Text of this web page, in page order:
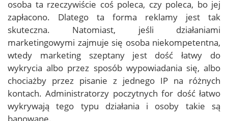
osoba ta rzeczywiście coś poleca, czy poleca, bo jej
zapłacono. Dlatego ta forma reklamy jest tak
skuteczna. Natomiast, jeśli działaniami
marketingowymi zajmuje się osoba niekompetentna,
wtedy marketing szeptany jest dość łatwy do
wykrycia albo przez sposób wypowiadania się, albo
chociażby przez pisanie z jednego IP na różnych
kontach. Administratorzy poczytnych for dość łatwo
wykrywają tego typu działania i osoby takie są